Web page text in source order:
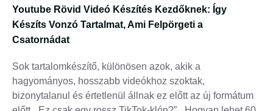
Youtube Rövid Videó Készítés Kezdőknek: Így
Készíts Vonzó Tartalmat, Ami Felpörgeti a
Csatornádat
Sok tartalomkészítő, különösen azok, akik a
hagyományos, hosszabb videókhoz szoktak,
bizonytalanul és értetlenül állnak ez előtt az új formátum